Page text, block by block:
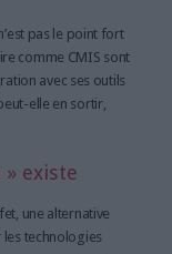
pas le point fort
comme CMIS sont
avec ses outils
elle en sortir,
existe
une alternative
technologies